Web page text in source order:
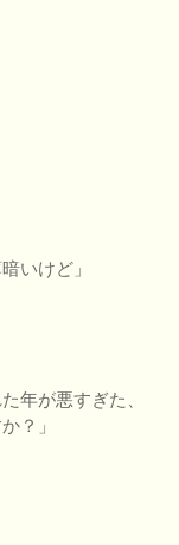
いけど」
年が悪すぎた、
？」